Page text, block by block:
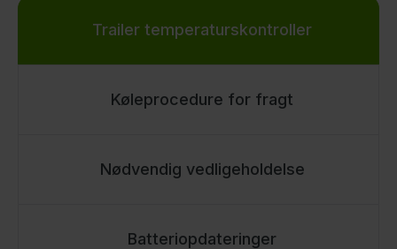
Trailer temperaturskontroller
Køleprocedure for fragt
Nødvendig vedligeholdelse
Batteriopdateringer